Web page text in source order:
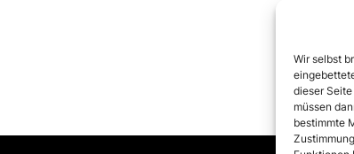
Wir selbst
dieser
müssen
bestimmte